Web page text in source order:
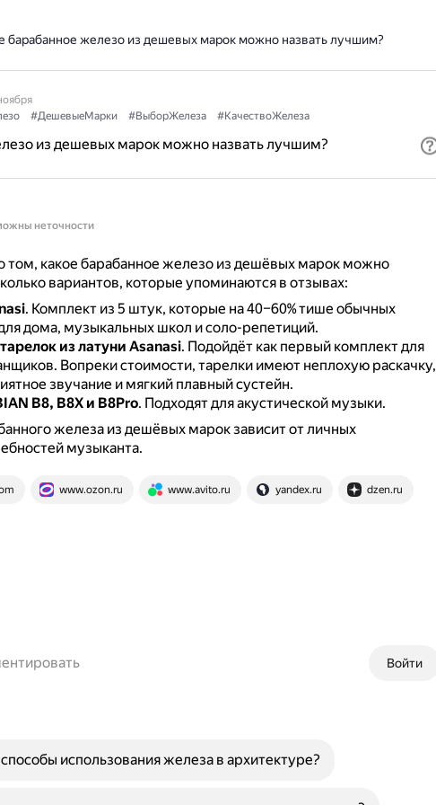
барабанное железо из дешевых марок можно назвать лучшим?
#ДешевыеМарки #ВыборЖелеза #КачествоЖелеза
из дешевых марок можно назвать лучшим?
неточности
том, какое барабанное железо из дешёвых марок можно
вариантов, которые упоминаются в отзывах:
. Комплект из 5 штук, которые на 40–60% тише обычных
дома, музыкальных школ и соло-репетиций.
из латуни Asanasi. Подойдёт как первый комплект для
Вопреки стоимости, тарелки имеют неплохую раскачку,
звучание и мягкий плавный сустейн.
B8, B8X и B8Pro. Подходят для акустической музыки.
железа из дешёвых марок зависит от личных
музыканта.
www.ozon.ru www.avito.ru yandex.ru dzen.ru
Войти
использования железа в архитектуре?